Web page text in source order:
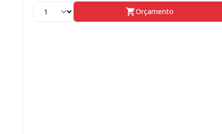
Orçamento